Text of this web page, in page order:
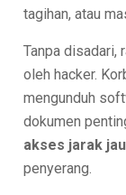
tagihan, atau
Tanpa disadari,
oleh hacker.
mengunduh
dokumen
akses jarak
penyerang.